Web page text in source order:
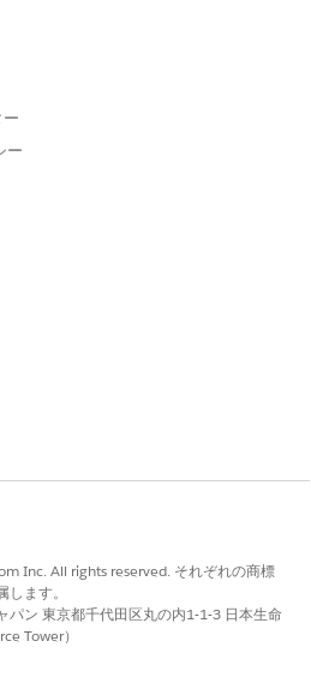
サイトのインストールと有効化
をインストールして有効化] で、
。
続を選択します。
ー)」総計値が正確になり、週末や休
せん。
を入力します。
。
します。
、割り当て画面の [設定に移動] シ
、Salesforce の [設定] の標準の権限
トグループページでユーザーアクセ
。
ー
Inc. All rights reserved. それぞれの商標
ます。
パン 東京都千代田区丸の内1-1-3 日本生命
Tower）